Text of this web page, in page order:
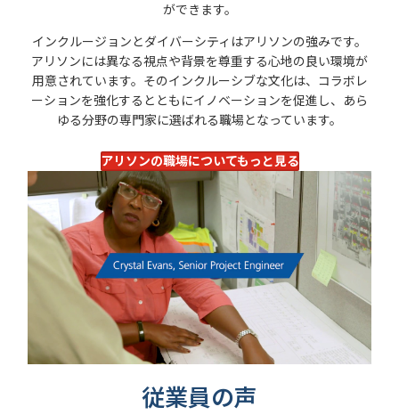
ができます。
インクルージョンとダイバーシティはアリソンの強みです。
アリソンには異なる視点や背景を尊重する心地の良い環境が
用意されています。そのインクルーシブな文化は、コラボレ
ーションを強化するとともにイノベーションを促進し、あら
ゆる分野の専門家に選ばれる職場となっています。
アリソンの職場についてもっと見る
従業員の声